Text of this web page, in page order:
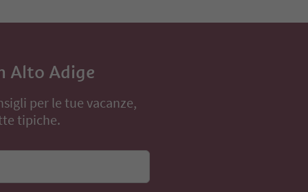
Alto Adige
per le tue vacanze,
tipiche.